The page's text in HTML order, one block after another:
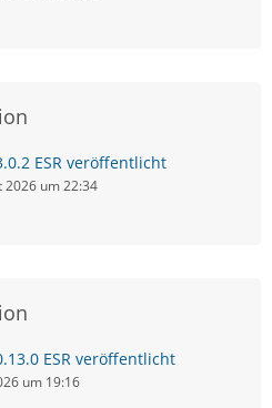
ESR veröffentlicht
2026 um 22:34
ESR veröffentlicht
um 19:16